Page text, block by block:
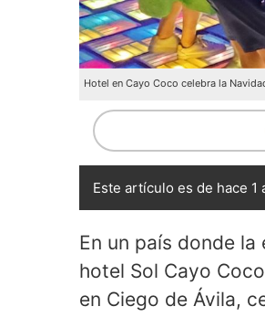
Hotel en Cayo Coco celebra la
Este artículo es de hace 1
En un país donde
hotel Sol Cayo
en Ciego de Ávila,